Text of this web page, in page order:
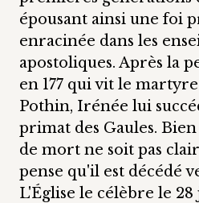
épousant ainsi une foi
enracinée dans les
apostoliques. Après la
en 177 qui vit le
Pothin, Irénée lui
primat des Gaules.
de mort ne soit pas
pense qu'il est décédé
L'Église le célèbre le